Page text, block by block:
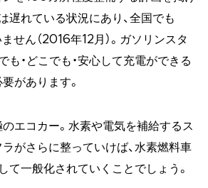
遅れている状況にあり、全国でも
せん（2016年12月）。ガソリンスタ
も・どこでも・安心して充電ができる
があります。
エコカー。水素や電気を補給するス
がさらに整っていけば、水素燃料車
て一般化されていくことでしょう。